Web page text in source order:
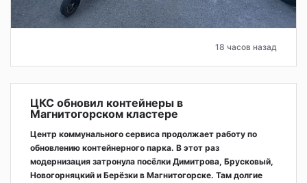
18 часов назад
ЦКС обновил контейнеры в
Магнитогорском кластере
Центр коммунального сервиса продолжает работу по
обновлению контейнерного парка. В этот раз
модернизация затронула посёлки Димитрова, Брусковый,
Новогорняцкий и Берёзки в Магнитогорске. Там долгие